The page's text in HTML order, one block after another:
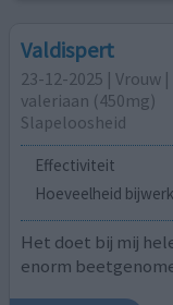
Valdispert
23-12-2025 | Vrouw |
valeriaan (450mg)
Slapeloosheid
Effectiviteit
Hoeveelheid
Het doet bij mij
enorm